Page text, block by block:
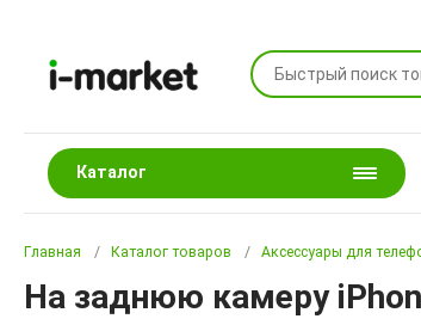
Каталог
Главная Каталог товаров Аксессуары для
На заднюю камеру